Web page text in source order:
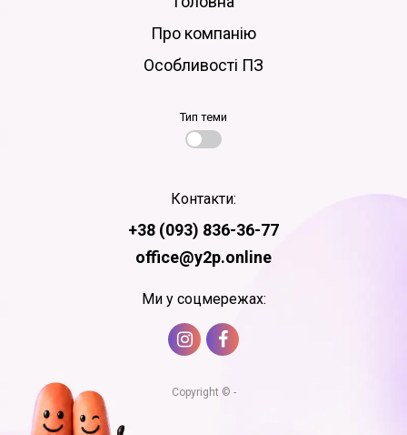
Про компанію
Особливості ПЗ
Тип теми
Контакти:
+38 (093) 836-36-77
office@y2p.online
Ми у соцмережах:
Copyright © -